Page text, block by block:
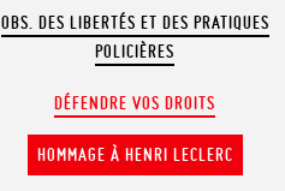
OBS. DES LIBERTÉS ET DES PRATIQUES
POLICIÈRES
DÉFENDRE VOS DROITS
HOMMAGE À HENRI LECLERC